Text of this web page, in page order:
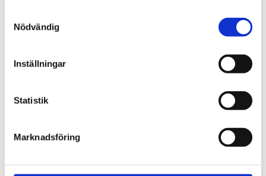
Nödvändig
Inställningar
Statistik
Marknadsföring